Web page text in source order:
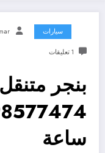
سيارات
1 تعليقات
بنجر
ساعة